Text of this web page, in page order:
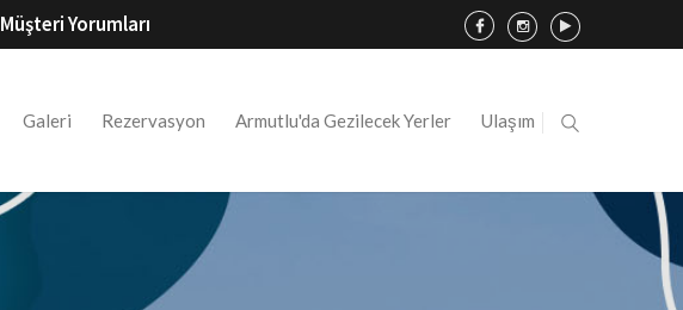
Müşteri Yorumları
Galeri Rezervasyon Armutlu'da Gezilecek Yerler Ulaşım